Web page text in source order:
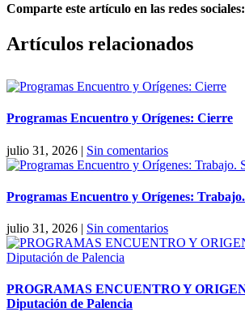
Comparte este artículo en las redes sociales:
Facebook
X
Reddit
LinkedIn
Pinterest
Vk
Artículos relacionados
Programas Encuentro y Orígenes: Cierre
julio 31, 2026 | Sin comentarios
Programas Encuentro y Orígenes:
julio 31, 2026 | Sin comentarios
PROGRAMAS ENCUENTRO Y
Diputación de Palencia